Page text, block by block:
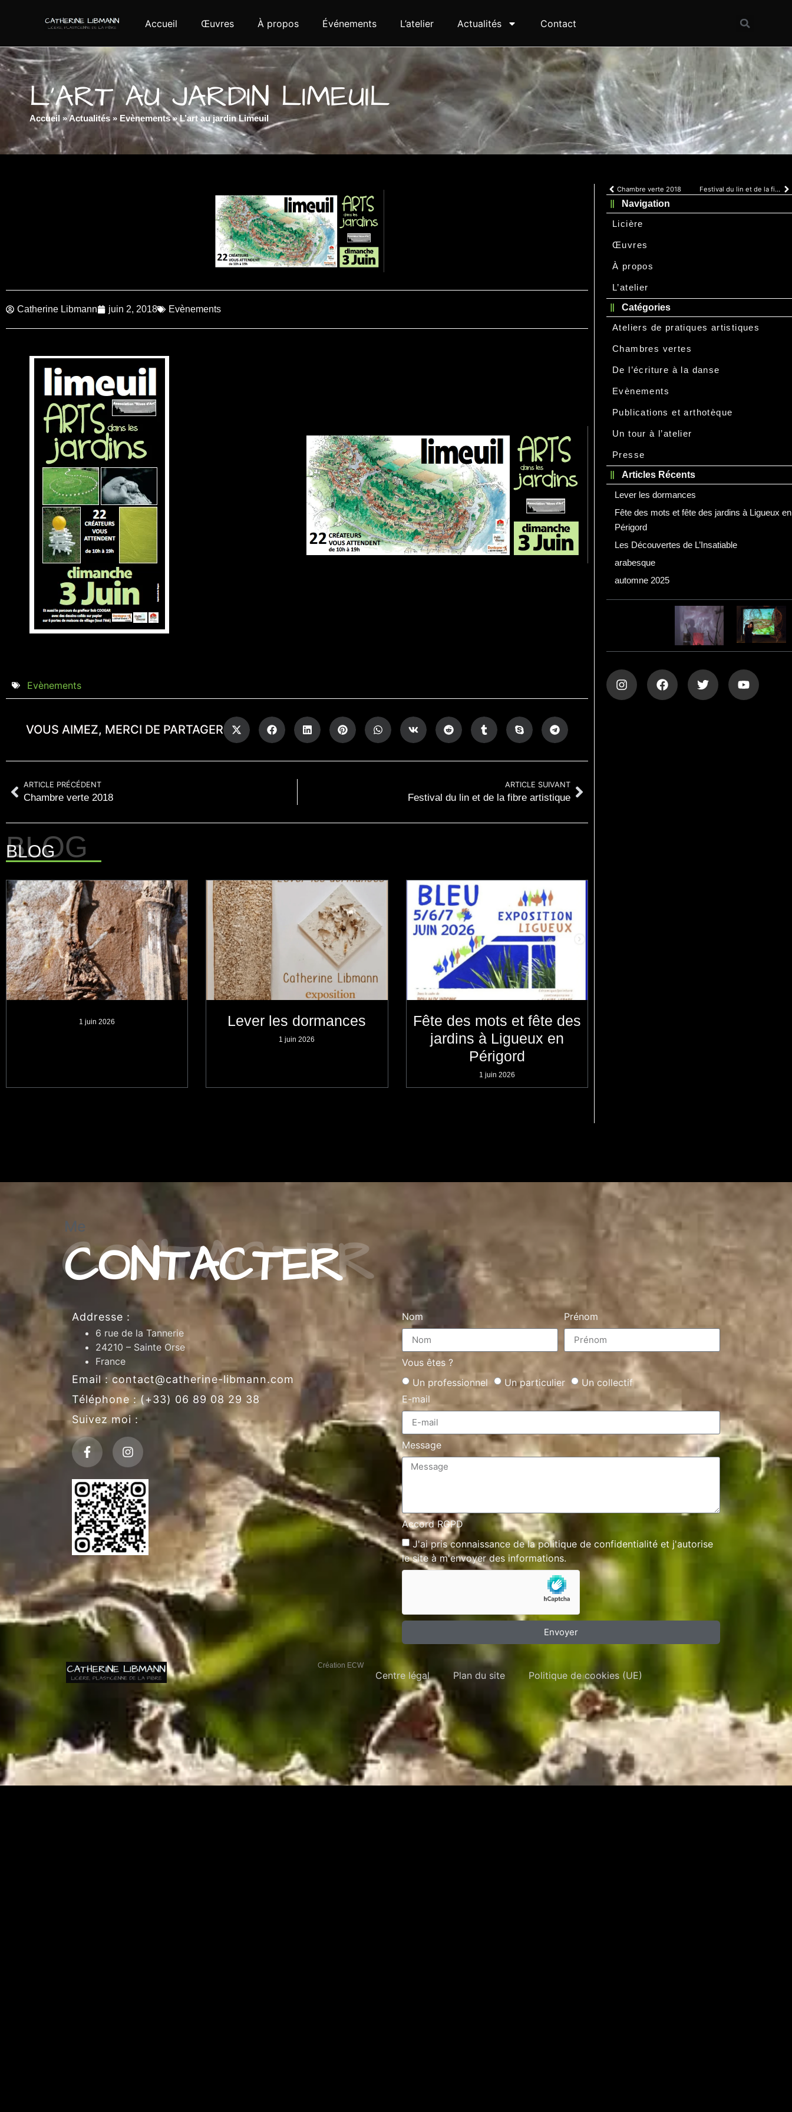
Accueil Œuvres À propos Événements L’atelier Actualités Contact
L’ART AU JARDIN LIMEUIL
Accueil »Actualités » Evènements»L’art au jardin Limeuil
Catherine Libmann juin 2, 2018 Evènements
Evènements
VOUS AIMEZ, MERCI DE PARTAGER
ARTICLE PRÉCÉDENT
Chambre verte 2018
ARTICLE SUIVANT
Festival du lin et de la fibre artistique
BLOG
1 juin 2026 Lever les dormances
1 juin 2026
Fête des mots et fête des
jardins à Ligueux en
Périgord
1 juin 2026
Chambre verte 2018 Festival du lin et de la fibre artistique
Navigation
Licière
Œuvres
À propos
L’atelier
Catégories
Ateliers de pratiques artistiques
Chambres vertes
De l’écriture à la danse
Evènements
Publications et arthotèque
Un tour à l’atelier
Presse
Articles Récents
Lever les dormances
Fête des mots et fête des jardins à Ligueux en
Périgord
Les Découvertes de L’Insatiable
arabesque
automne 2025
Me
CONTACTER
Addresse :
6 rue de la Tannerie
24210 – Sainte Orse
France
Email : contact@catherine-libmann.com
Téléphone : (+33) 06 89 08 29 38
Suivez moi :
Nom Prénom
Vous êtes ?
Un professionnel
Un particulier
Un collectif
E-mail
Message
Accord RGPD
J'ai pris connaissance de lapolitique de confidentialité et j'autorise
le site à m'envoyer des informations.
Envoyer
Création ECW
Centre légal Plan du site Politique de cookies (UE)